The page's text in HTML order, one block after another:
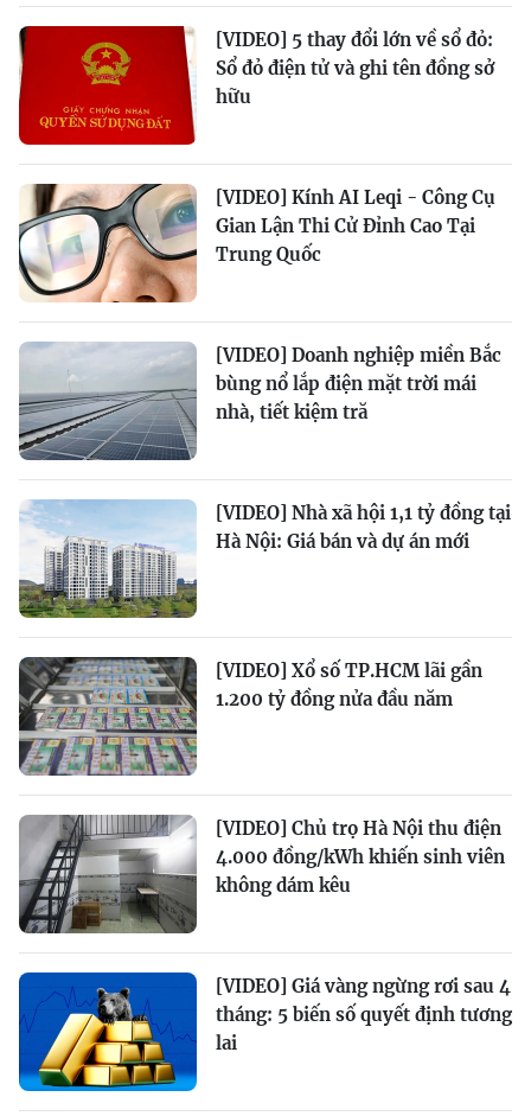
[VIDEO] 5 thay đổi lớn về sổ đỏ:
Sổ đỏ điện tử và ghi tên đồng sở
hữu
[VIDEO] Kính AI Leqi - Công Cụ
Gian Lận Thi Cử Đỉnh Cao Tại
Trung Quốc
[VIDEO] Doanh nghiệp miền Bắc
bùng nổ lắp điện mặt trời mái
nhà, tiết kiệm tră
[VIDEO] Nhà xã hội 1,1 tỷ đồng tại
Hà Nội: Giá bán và dự án mới
[VIDEO] Xổ số TP.HCM lãi gần
1.200 tỷ đồng nửa đầu năm
[VIDEO] Chủ trọ Hà Nội thu điện
4.000 đồng/kWh khiến sinh viên
không dám kêu
[VIDEO] Giá vàng ngừng rơi sau 4
tháng: 5 biến số quyết định tương
lai